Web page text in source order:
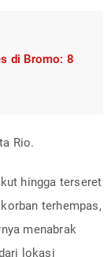
di Bromo: 8
Rio.
hingga terseret
terhempas,
menabrak
lokasi